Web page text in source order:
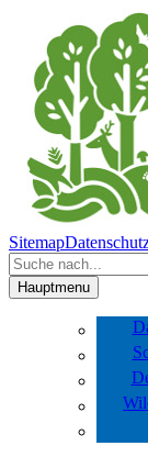
Sitemap
Hauptmenu